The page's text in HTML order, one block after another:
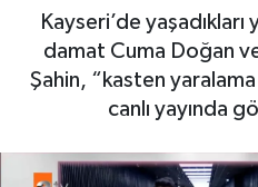
Kayseri’de
damat Cuma Doğan
Şahin, “kasten
canlı yayında